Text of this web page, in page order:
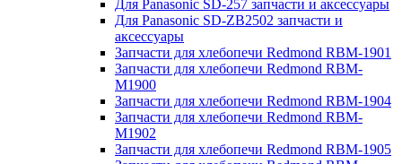
Для Panasonic SD-257 запчасти и аксессуары
Для Panasonic SD-ZB2502 запчасти и
аксессуары
Запчасти для хлебопечи Redmond RBM-1901
Запчасти для хлебопечи Redmond RBM-
M1900
Запчасти для хлебопечи Redmond RBM-1904
Запчасти для хлебопечи Redmond RBM-
M1902
Запчасти для хлебопечи Redmond RBM-1905